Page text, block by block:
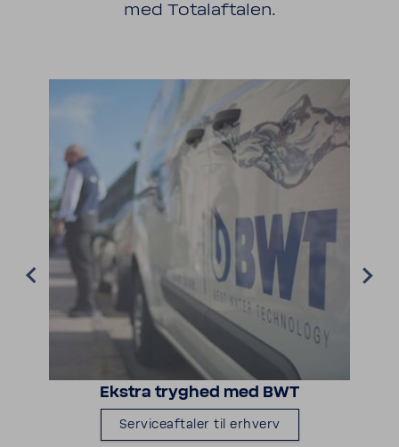
med Tota­laf­talen.
Ekstra tryghed med BWT
Servi­ce­af­taler til erhverv